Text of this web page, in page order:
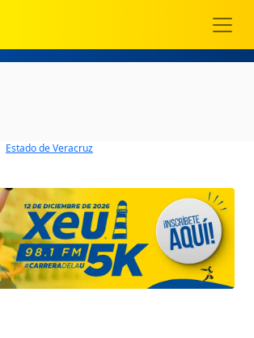
Estado de Veracruz